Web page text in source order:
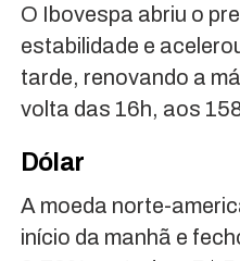
O Ibovespa abriu o
estabilidade e
tarde, renovando a
volta das 16h, aos
Dólar
A moeda norte-
início da manhã e